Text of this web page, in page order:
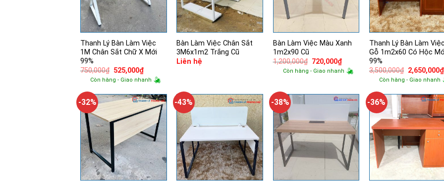
Thanh Lý Bàn Làm Việc
1M Chân Sắt Chữ X Mới
99%
750,000₫ Giá
gốc
là:
525,000₫Giá
hiện
tại
525,000₫.
Còn hàng - Giao nhanh
Bàn Làm Việc Chân Sắt
3M6x1m2 Trắng Cũ
Liên hệ
Bàn Làm Việc Màu Xanh
1m2x90 Cũ
1,200,000₫ Giá
gốc
là:
720,000₫Giá
hiện
tại
Còn hàng - Giao nhanh
Thanh Lý Bàn Làm Việc
Gỗ 1m2x60 Có Hộc
99%
3,500,000₫ Giá
gốc
là:
2,650,000₫
Còn hàng - Giao nhanh
-32% -43% -38% -36%